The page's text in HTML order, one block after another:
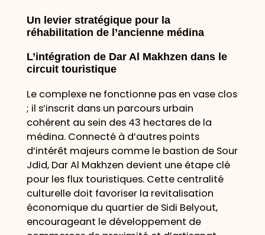
Un levier stratégique pour la
réhabilitation de l’ancienne médina
L’intégration de Dar Al Makhzen dans le
circuit touristique
Le complexe ne fonctionne pas en vase clos
; il s’inscrit dans un parcours urbain
cohérent au sein des 43 hectares de la
médina. Connecté à d’autres points
d’intérêt majeurs comme le bastion de Sour
Jdid, Dar Al Makhzen devient une étape clé
pour les flux touristiques. Cette centralité
culturelle doit favoriser la revitalisation
économique du quartier de Sidi Belyout,
encourageant le développement de